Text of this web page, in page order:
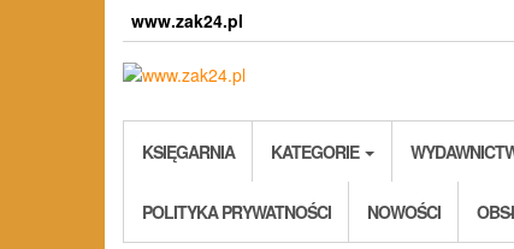
www.zak24.pl
KSIĘGARNIA KATEGORIE
POLITYKA PRYWATNOŚCI NOWOŚCI